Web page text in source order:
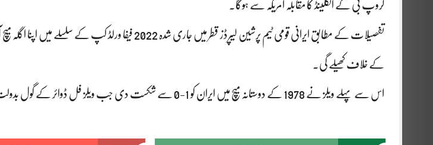
گروپ بی کے انگلینڈ کا مقابلہ امریکہ سے ہوگا۔
تفصیلات کے مطابق ایرانی قومی ٹیم پرشین لیپرڈز قطر میں جاری شدہ 2022 فیفا ورلڈ کپ
کے خلاف کھیلے گی۔
اس سے پہلے ویلز نے 1978 کے دوستانہ میچ میں ایران کو 1-0 سے شکست دی جب ویلز فل ڈوائر کے گول بدولت فاتح قرار پایا۔